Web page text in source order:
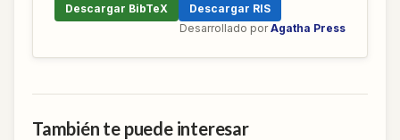
Descargar BibTeX
Descargar RIS
Desarrollado por Agatha Press
También te puede interesar